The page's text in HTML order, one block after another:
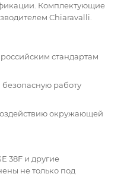
Комплектующие
Chiaravalli.
стандартам
работу
окружающей
38F и другие
не только под